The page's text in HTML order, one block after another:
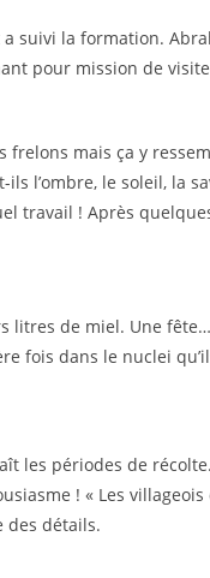
suivi la formation.
pour mission de
mais ça y
l’ombre, le soleil,
travail ! Après
litres de miel. Une
fois dans le nuclei
les périodes de
! « Les
des détails.